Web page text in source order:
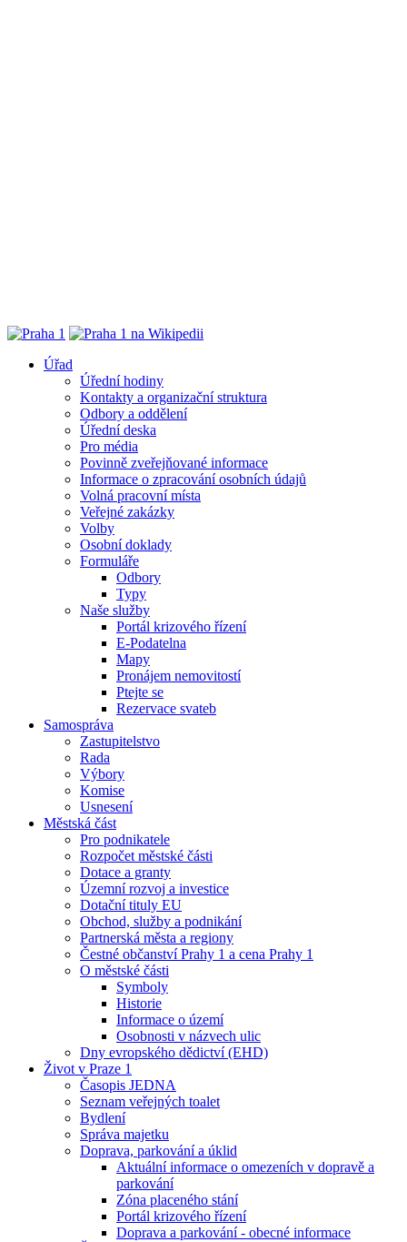
Úřad
Úřední hodiny
Kontakty a organizační struktura
Odbory a oddělení
Úřední deska
Pro média
Povinně zveřejňované informace
Informace o zpracování osobních údajů
Volná pracovní místa
Veřejné zakázky
Volby
Osobní doklady
Formuláře
Odbory
Typy
Naše služby
Portál krizového řízení
E-Podatelna
Mapy
Pronájem nemovitostí
Ptejte se
Rezervace svateb
Samospráva
Zastupitelstvo
Rada
Výbory
Komise
Usnesení
Městská část
Pro podnikatele
Rozpočet městské části
Dotace a granty
Územní rozvoj a investice
Dotační tituly EU
Obchod, služby a podnikání
Partnerská města a regiony
Čestné občanství Prahy 1 a cena Prahy 1
O městské části
Symboly
Historie
Informace o území
Osobnosti v názvech ulic
Dny evropského dědictví (EHD)
Život v Praze 1
Časopis JEDNA
Seznam veřejných toalet
Bydlení
Správa majetku
Doprava, parkování a úklid
Aktuální informace o omezeních v dopravě a
parkování
Zóna placeného stání
Portál krizového řízení
Doprava a parkování - obecné informace